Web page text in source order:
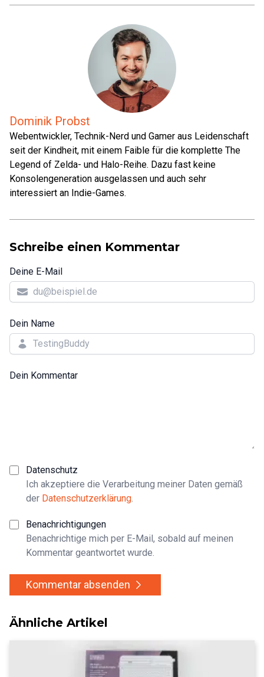
Dominik Probst
Webentwickler, Technik-Nerd und Gamer aus Leidenschaft
seit der Kindheit, mit einem Faible für die komplette The
Legend of Zelda- und Halo-Reihe. Dazu fast keine
Konsolengeneration ausgelassen und auch sehr
interessiert an Indie-Games.
Schreibe einen Kommentar
Deine E-Mail
Dein Name
Dein Kommentar
Datenschutz
Ich akzeptiere die Verarbeitung meiner Daten gemäß
der Datenschutzerklärung.
Benachrichtigungen
Benachrichtige mich per E-Mail, sobald auf meinen
Kommentar geantwortet wurde.
Kommentar absenden
Ähnliche Artikel